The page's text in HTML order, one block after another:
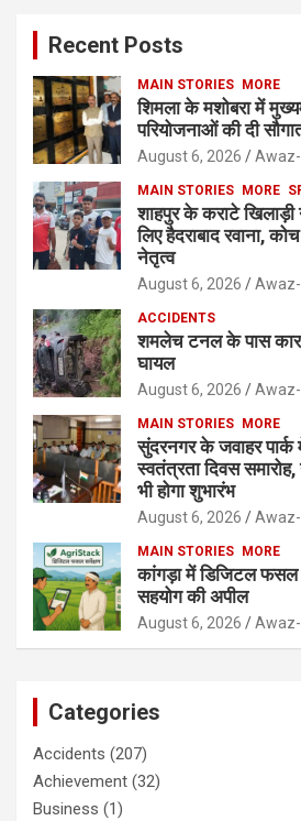
Recent Posts
MAIN STORIES MORE
शिमला के मशोबरा में
परियोजनाओं की दी
August 6, 2026
MAIN STORIES MORE
शाहपुर के कराटे
लिए हैदराबाद रवाना,
नेतृत्व
August 6, 2026
ACCIDENTS
शमलेच टनल के पास कार
घायल
August 6, 2026
MAIN STORIES MORE
सुंदरनगर के जवाहर पार्क
स्वतंत्रता दिवस
भी होगा शुभारंभ
August 6, 2026
MAIN STORIES MORE
कांगड़ा में डिजिटल फसल
सहयोग की अपील
August 6, 2026
Categories
Accidents (207)
Achievement (32)
Business (1)